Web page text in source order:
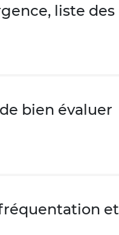
liste des
bien évaluer
fréquentation et